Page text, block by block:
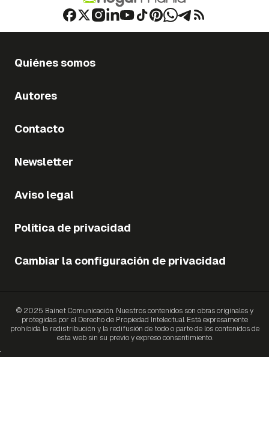
Quiénes somos
Autores
Contacto
Newsletter
Aviso legal
Política de privacidad
Cambiar la configuración de privacidad
© 2025 Bainet Comunicación. Nuestros contenidos son obras originales y
protegidas por el Derecho de Propiedad Intelectual. Está expresamente
prohibida la redistribución y la redifusión de todo o parte de los contenidos de
esta web sin su previo y expreso consentimiento.